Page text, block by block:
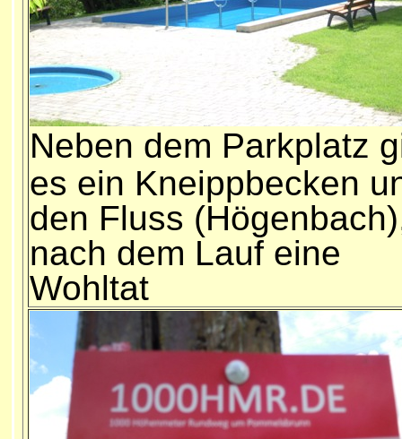
Neben dem Parkplatz
es ein Kneippbecken
den Fluss
nach dem Lauf eine
Wohltat